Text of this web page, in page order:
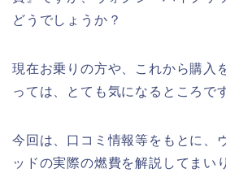
どうでしょうか？
現在お乗りの方や、これから購入
っては、とても気になるところで
今回は、口コミ情報等をもとに、
ッドの実際の燃費を解説してまい